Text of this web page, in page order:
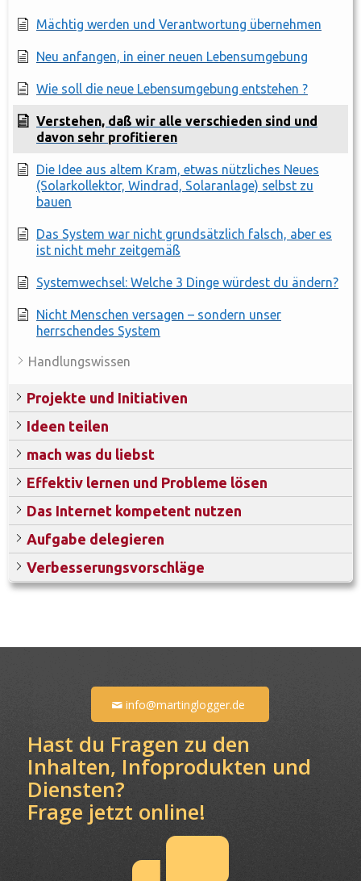
Mächtig werden und Verantwortung übernehmen
Neu anfangen, in einer neuen Lebensumgebung
Wie soll die neue Lebensumgebung entstehen ?
Verstehen, daß wir alle verschieden sind und
davon sehr profitieren
Die Idee aus altem Kram, etwas nützliches Neues
(Solarkollektor, Windrad, Solaranlage) selbst zu
bauen
Das System war nicht grundsätzlich falsch, aber es
ist nicht mehr zeitgemäß
Systemwechsel: Welche 3 Dinge würdest du ändern?
Nicht Menschen versagen – sondern unser
herrschendes System
Handlungswissen
Projekte und Initiativen
Ideen teilen
mach was du liebst
Effektiv lernen und Probleme lösen
Das Internet kompetent nutzen
Aufgabe delegieren
Verbesserungsvorschläge
info@martinglogger.de
Hast du Fragen zu den
Inhalten, Infoprodukten und
Diensten?
Frage jetzt online!